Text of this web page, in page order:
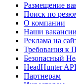
Размещение
Поиск по
О компании
Наши вакансии
Реклама на
Требования к
Безопасный
HeadHunter API
Партнерам